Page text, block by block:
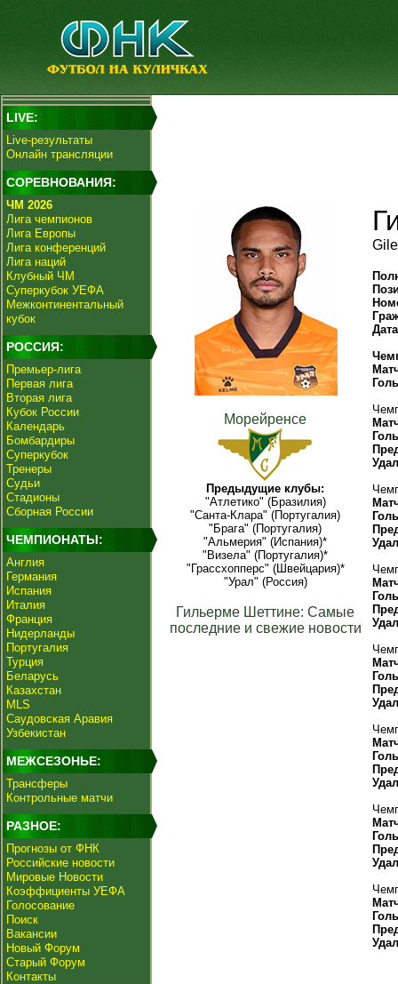
LIVE:
Live-результаты
Онлайн трансляции
СОРЕВНОВАНИЯ:
ЧМ 2026
Лига чемпионов
Лига Европы
Лига конференций
Лига наций
Клубный ЧМ
Суперкубок УЕФА
Межконтинентальный
кубок
РОССИЯ:
Премьер-лига
Первая лига
Вторая лига
Кубок России
Календарь
Бомбардиры
Суперкубок
Тренеры
Судьи
Стадионы
Сборная России
ЧЕМПИОНАТЫ:
Англия
Германия
Испания
Италия
Франция
Нидерланды
Португалия
Турция
Беларусь
Казахстан
MLS
Саудовская Аравия
Узбекистан
МЕЖСЕЗОНЬЕ:
Трансферы
Контрольные матчи
РАЗНОЕ:
Прогнозы от ФНК
Российские новости
Мировые Новости
Коэффициенты УЕФА
Голосование
Поиск
Вакансии
Новый Форум
Старый Форум
Контакты
Морейренсе
Предыдущие клубы:
"Атлетико" (Бразилия)
"Санта-Клара" (Португалия)
"Брага" (Португалия)
"Альмерия" (Испания)*
"Визела" (Португалия)*
"Грассхопперс" (Швейцария)*
"Урал" (Россия)
Гильерме Шеттине: Самые
последние и свежие новости